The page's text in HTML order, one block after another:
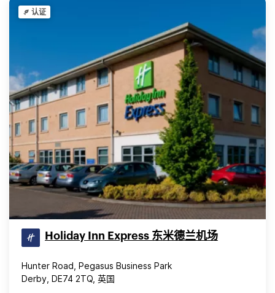
认证
Holiday Inn Express 东米德兰机场
Hunter Road, Pegasus Business Park
Derby, DE74 2TQ, 英国